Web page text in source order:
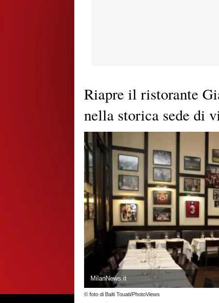
Riapre il ristorante
nella storica sede di
MilanNews.it
© foto di Balti Touati/PhotoViews